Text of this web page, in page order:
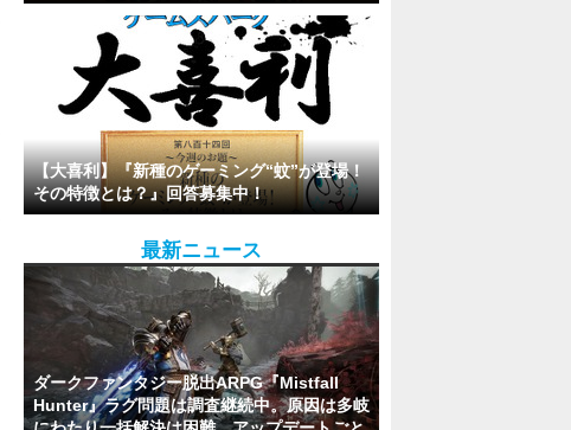
【大喜利】『新種のゲーミング“蚊”が登場！
その特徴とは？』回答募集中！
最新ニュース
ダークファンタジー脱出ARPG『Mistfall
Hunter』ラグ問題は調査継続中。原因は多岐